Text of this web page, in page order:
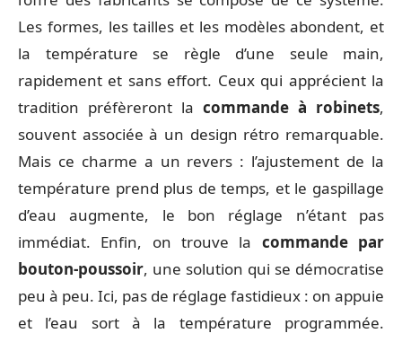
Les formes, les tailles et les modèles abondent, et
la température se règle d’une seule main,
rapidement et sans effort. Ceux qui apprécient la
tradition préfèreront la commande à robinets,
souvent associée à un design rétro remarquable.
Mais ce charme a un revers : l’ajustement de la
température prend plus de temps, et le gaspillage
d’eau augmente, le bon réglage n’étant pas
immédiat. Enfin, on trouve la commande par
bouton-poussoir, une solution qui se démocratise
peu à peu. Ici, pas de réglage fastidieux : on appuie
et l’eau sort à la température programmée.